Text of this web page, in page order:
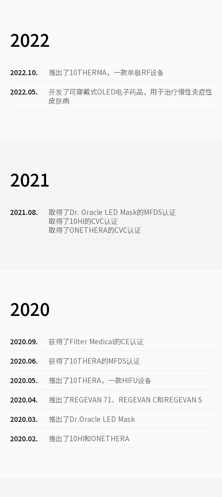
2022
2022.10.
推出了10THERMA，一款单极RF设备
2022.05.
开发了可穿戴式OLED电子药品，用于治疗慢性炎症性
皮肤病
2021
2021.08.
取得了Dr. Oracle LED Mask的MFDS认证
取得了10HI的CVC认证
取得了ONETHERA的CVC认证
2020
2020.09.
获得了Filter Medical的CE认证
2020.06.
获得了10THERA的MFDS认证
2020.05.
推出了10THERA，一款HIFU设备
2020.04.
推出了REGEVAN 71、REGEVAN C和REGEVAN S
2020.03.
推出了Dr.Oracle LED Mask
2020.02.
推出了10HI和ONETHERA